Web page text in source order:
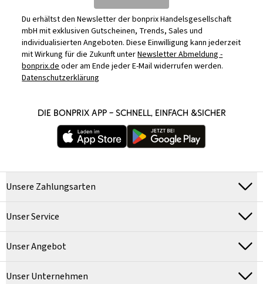
Du erhältst den Newsletter der bonprix Handelsgesellschaft
mbH mit exklusiven Gutscheinen, Trends, Sales und
individualisierten Angeboten. Diese Einwilligung kann jederzeit
mit Wirkung für die Zukunft unterNewsletter Abmeldung -
bonprix.deoder am Ende jeder E-Mail widerrufen werden.
Datenschutzerklärung
DIE BONPRIX APP – SCHNELL, EINFACH &SICHER
Unsere Zahlungsarten
Unser Service
Unser Angebot
Unser Unternehmen